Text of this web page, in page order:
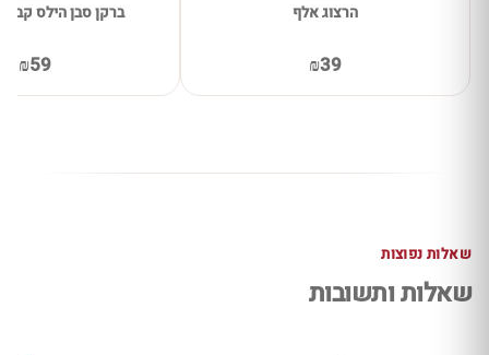
הרצוג אלף
₪39
ברקן סבן הילס
₪59
שאלות נפוצות
שאלות ותשובות